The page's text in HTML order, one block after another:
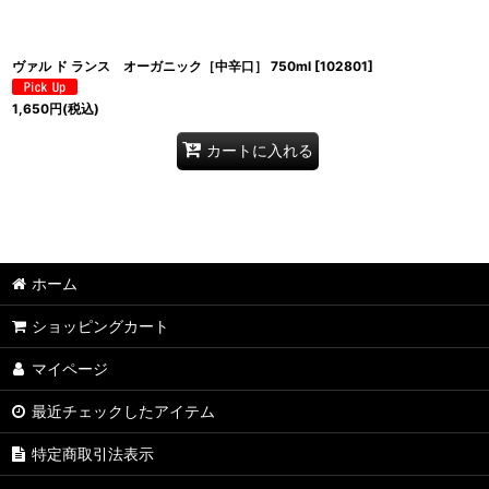
ヴァル ド ランス オーガニック［中辛口］ 750ml [102801]
1,650円(税込)
カートに入れる
ホーム
ショッピングカート
マイページ
最近チェックしたアイテム
特定商取引法表示